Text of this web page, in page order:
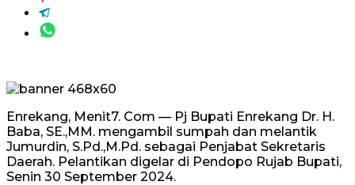
Enrekang, Menit7. Com — Pj Bupati Enrekang Dr. H.
Baba, SE.,MM. mengambil sumpah dan melantik
Jumurdin, S.Pd.,M.Pd. sebagai Penjabat Sekretaris
Daerah. Pelantikan digelar di Pendopo Rujab Bupati,
Senin 30 September 2024.